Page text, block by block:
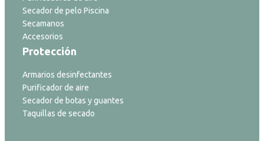
Secador de pelo Piscina
Secamanos
Accesorios
Protección
Armarios desinfectantes
Purificador de aire
Secador de botas y guantes
Taquillas de secado